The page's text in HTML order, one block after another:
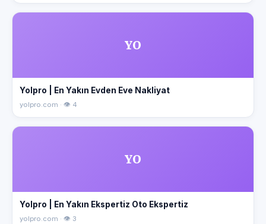
YO
Yolpro | En Yakın Evden Eve Nakliyat
yolpro.com · 👁 4
YO
Yolpro | En Yakın Ekspertiz Oto Ekspertiz
yolpro.com · 👁 3